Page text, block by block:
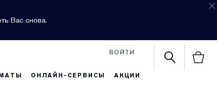
Вас снова.
ВОЙТИ
ОНЛАЙН-СЕРВИСЫ АКЦИИ